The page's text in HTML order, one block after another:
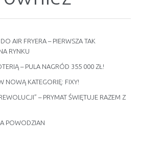
AIR FRYERA – PIERWSZA TAK
RYNKU
– PULA NAGRÓD 355 000 ZŁ!
NOWĄ KATEGORIĘ: FIXY!
– PRYMAT ŚWIĘTUJE RAZEM Z
POWODZIAN